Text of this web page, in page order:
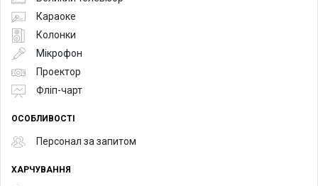
Караоке
Колонки
Мікрофон
Проектор
Фліп-чарт
ОСОБЛИВОСТІ
Персонал за запитом
ХАРЧУВАННЯ